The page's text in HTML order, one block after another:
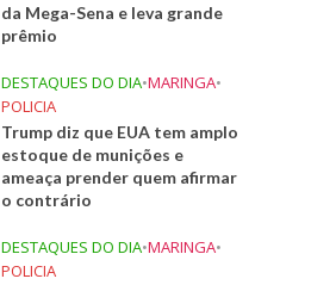
da Mega-Sena e leva grande
prêmio
DESTAQUES DO DIA•MARINGA•
POLICIA
Trump diz que EUA tem amplo
estoque de munições e
ameaça prender quem afirmar
o contrário
DESTAQUES DO DIA•MARINGA•
POLICIA